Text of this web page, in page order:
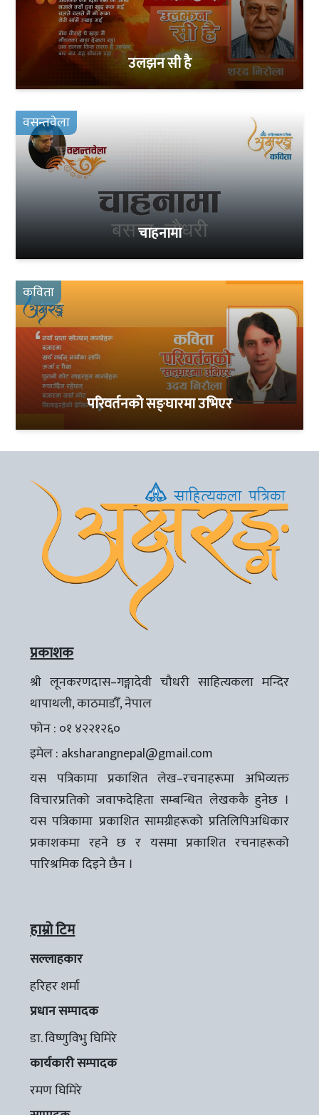
उलझन सी है
वसन्तवेला
चाहनामा
कविता
परिवर्तनको सङ्घारमा उभिएर
प्रकाशक
श्री लूनकरणदास–गङ्गादेवी चौधरी साहित्यकला मन्दिर
थापाथली, काठमाडौँ, नेपाल
फोन : ०१ ४२२१२६०
इमेल : aksharangnepal@gmail.com
यस पत्रिकामा प्रकाशित लेख–रचनाहरूमा अभिव्यक्त
विचारप्रतिको जवाफदेहिता सम्बन्धित लेखककै हुनेछ ।
यस पत्रिकामा प्रकाशित सामग्रीहरूको प्रतिलिपिअधिकार
प्रकाशकमा रहने छ र यसमा प्रकाशित रचनाहरूको
पारिश्रमिक दिइने छैन ।
हाम्रो टिम
सल्लाहकार
हरिहर शर्मा
प्रधान सम्पादक
डा. विष्णुविभु घिमिरे
कार्यकारी सम्पादक
रमण घिमिरे